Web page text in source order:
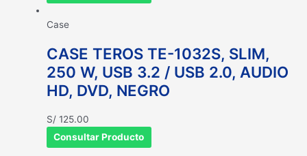
Case
CASE TEROS TE-1032S, SLIM,
250 W, USB 3.2 / USB 2.0, AUDIO
HD, DVD, NEGRO
S/ 125.00
Consultar Producto